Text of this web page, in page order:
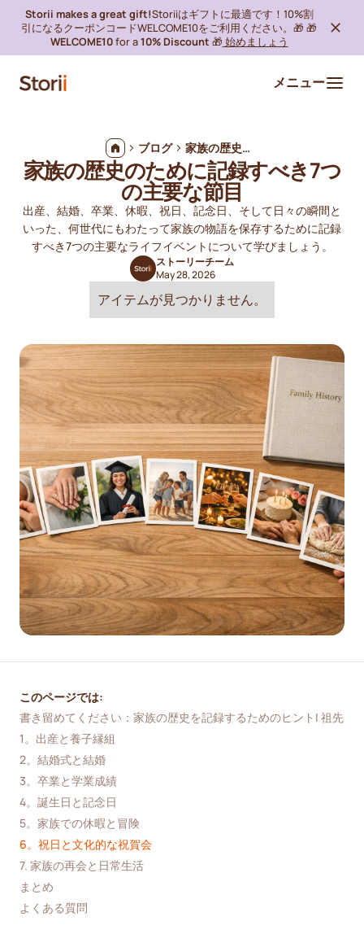
Storii makes a great gift!Storiiはギフトに最適です！10%割
引になるクーポンコードWELCOME10をご利用ください。🎁 🎁
WELCOME10for a10% Discount 🎁 始めましょう
メニュー
ブログ 家族の歴史のために記録すべき7つの主要な節目
家族の歴史のために記録すべき7つ
の主要な節目
出産、結婚、卒業、休暇、祝日、記念日、そして日々の瞬間と
いった、何世代にもわたって家族の物語を保存するために記録
すべき7つの主要なライフイベントについて学びましょう。
ストーリーチーム
May 28, 2026
アイテムが見つかりません。
このページでは:
書き留めてください：家族の歴史を記録するためのヒント| 祖先
1。出産と養子縁組
2。結婚式と結婚
3。卒業と学業成績
4。誕生日と記念日
5。家族での休暇と冒険
6。祝日と文化的な祝賀会
7. 家族の再会と日常生活
まとめ
よくある質問